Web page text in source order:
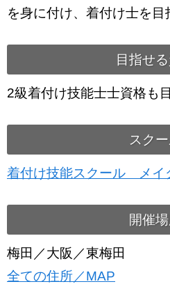
を身に付け、着付け士を目
目指せ
2級着付け技能士士資格も
スク
着付け技能スクール メイ
開催
梅田／大阪／東梅田
全ての住所／MAP